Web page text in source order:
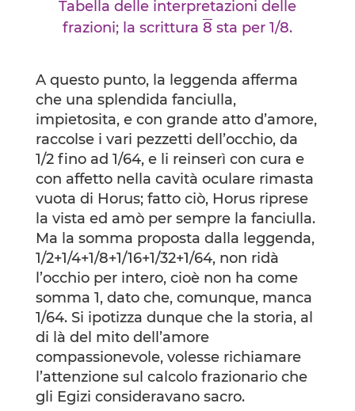
Tabella delle interpretazioni delle
frazioni; la scrittura 8 sta per 1/8.
A questo punto, la leggenda afferma
che una splendida fanciulla,
impietosita, e con grande atto d’amore,
raccolse i vari pezzetti dell’occhio, da
1/2 fino ad 1/64, e li reinserì con cura e
con affetto nella cavità oculare rimasta
vuota di Horus; fatto ciò, Horus riprese
la vista ed amò per sempre la fanciulla.
Ma la somma proposta dalla leggenda,
1/2+1/4+1/8+1/16+1/32+1/64, non ridà
l’occhio per intero, cioè non ha come
somma 1, dato che, comunque, manca
1/64. Si ipotizza dunque che la storia, al
di là del mito dell’amore
compassionevole, volesse richiamare
l’attenzione sul calcolo frazionario che
gli Egizi consideravano sacro.